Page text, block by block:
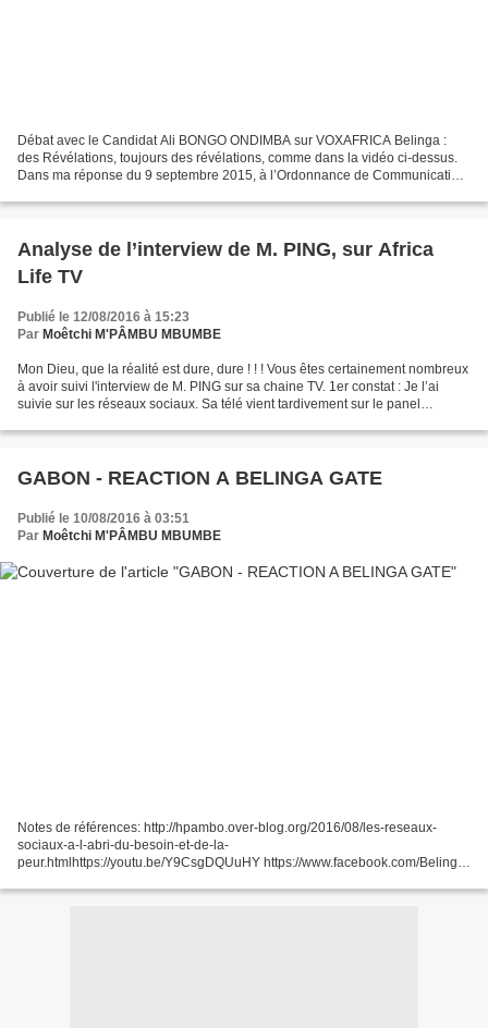
Débat avec le Candidat Ali BONGO ONDIMBA sur VOXAFRICA Belinga :
des Révélations, toujours des révélations, comme dans la vidéo ci-dessus.
Dans ma réponse du 9 septembre 2015, à l’Ordonnance de Communication
Analyse de l’interview de M. PING, sur Africa
Life TV
Publié le 12/08/2016 à 15:23
Par Moêtchi M'PÂMBU MBUMBE
Mon Dieu, que la réalité est dure, dure ! ! ! Vous êtes certainement nombreux
à avoir suivi l'interview de M. PING sur sa chaine TV. 1er constat : Je l’ai
suivie sur les réseaux sociaux. Sa télé vient tardivement sur le panel
GABON - REACTION A BELINGA GATE
Publié le 10/08/2016 à 03:51
Par Moêtchi M'PÂMBU MBUMBE
Notes de références: http://hpambo.over-blog.org/2016/08/les-reseaux-
sociaux-a-l-abri-du-besoin-et-de-la-
peur.htmlhttps://youtu.be/Y9CsgDQUuHY https://www.facebook.com/Belinga-
mardi...